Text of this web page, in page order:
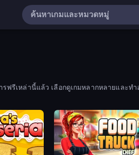
ฟรีเหล่านี้แล้ว เลือกดูเกมหลากหลายและ